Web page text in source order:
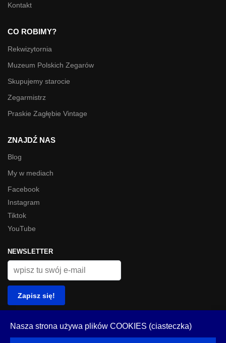
Kontakt
CO ROBIMY?
Rekwizytornia
Muzeum Polskich Zegarów
Skupujemy starocie
Zegarmistrz
Praskie Zagłębie Vintage
ZNAJDŹ NAS
Blog
My w mediach
Facebook
Instagram
Tiktok
YouTube
NEWSLETTER
Nasza strona używa plików COOKIES (ciasteczka)